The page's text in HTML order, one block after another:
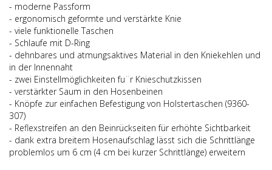
- moderne Passform
- ergonomisch geformte und verstärkte Knie
- viele funktionelle Taschen
- Schlaufe mit D-Ring
- dehnbares und atmungsaktives Material in den Kniekehlen und
in der Innennaht
- zwei Einstellmöglichkeiten fu¨r Knieschutzkissen
- verstärkter Saum in den Hosenbeinen
- Knöpfe zur einfachen Befestigung von Holstertaschen (9360-
307)
- Reflexstreifen an den Beinrückseiten für erhöhte Sichtbarkeit
- dank extra breitem Hosenaufschlag lässt sich die Schrittlänge
problemlos um 6 cm (4 cm bei kurzer Schrittlänge) erweitern